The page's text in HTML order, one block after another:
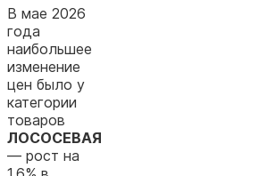
В мае 2026
года
наибольшее
изменение
цен было у
категории
товаров
ЛОСОСЕВАЯ
— рост на